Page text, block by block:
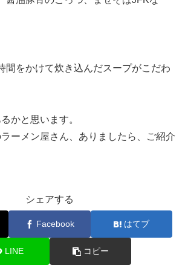
間をかけて炊き込んだスープがこだわ
かと思います。
ーメン屋さん、ありましたら、ご紹介
シェアする
Facebook はてブ
LINE コピー